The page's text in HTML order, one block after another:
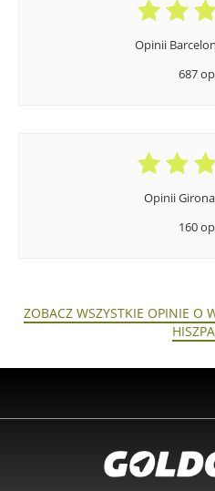
Opinii
687
Opinii
160
ZOBACZ WSZYSTKIE OPINIE O